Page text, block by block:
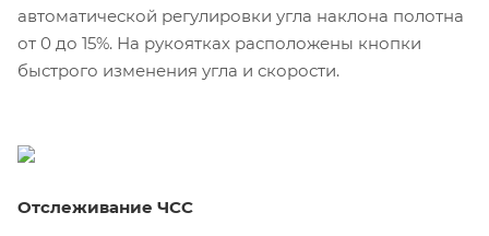
автоматической регулировки угла наклона полотна
от 0 до 15%. На рукоятках расположены кнопки
быстрого изменения угла и скорости.
Отслеживание ЧСС